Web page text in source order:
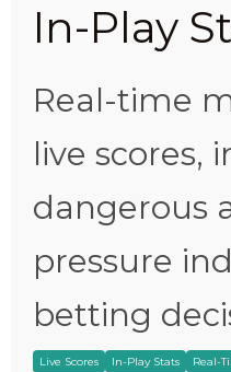
In-Play
Real-time
live scores,
dangerous
pressure
betting
Live Scores In-Play Stats Real-